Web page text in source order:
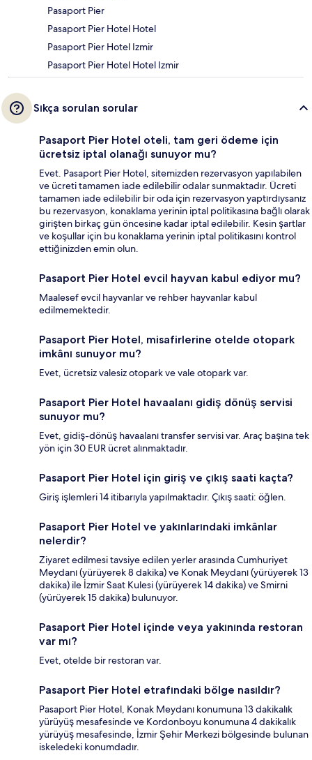
Pasaport Pier
Pasaport Pier Hotel Hotel
Pasaport Pier Hotel Izmir
Pasaport Pier Hotel Hotel Izmir
Sıkça sorulan sorular
Pasaport Pier Hotel oteli, tam geri ödeme için
ücretsiz iptal olanağı sunuyor mu?
Evet. Pasaport Pier Hotel, sitemizden rezervasyon yapılabilen
ve ücreti tamamen iade edilebilir odalar sunmaktadır. Ücreti
tamamen iade edilebilir bir oda için rezervasyon yaptırdıysanız
bu rezervasyon, konaklama yerinin iptal politikasına bağlı olarak
girişten birkaç gün öncesine kadar iptal edilebilir. Kesin şartlar
ve koşullar için bu konaklama yerinin iptal politikasını kontrol
ettiğinizden emin olun.
Pasaport Pier Hotel evcil hayvan kabul ediyor mu?
Maalesef evcil hayvanlar ve rehber hayvanlar kabul
edilmemektedir.
Pasaport Pier Hotel, misafirlerine otelde otopark
imkânı sunuyor mu?
Evet, ücretsiz valesiz otopark ve vale otopark var.
Pasaport Pier Hotel havaalanı gidiş dönüş servisi
sunuyor mu?
Evet, gidiş-dönüş havaalanı transfer servisi var. Araç başına tek
yön için 30 EUR ücret alınmaktadır.
Pasaport Pier Hotel için giriş ve çıkış saati kaçta?
Giriş işlemleri 14 itibarıyla yapılmaktadır. Çıkış saati: öğlen.
Pasaport Pier Hotel ve yakınlarındaki imkânlar
nelerdir?
Ziyaret edilmesi tavsiye edilen yerler arasında Cumhuriyet
Meydanı (yürüyerek 8 dakika) ve Konak Meydanı (yürüyerek 13
dakika) ile İzmir Saat Kulesi (yürüyerek 14 dakika) ve Smirni
(yürüyerek 15 dakika) bulunuyor.
Pasaport Pier Hotel içinde veya yakınında restoran
var mı?
Evet, otelde bir restoran var.
Pasaport Pier Hotel etrafındaki bölge nasıldır?
Pasaport Pier Hotel, Konak Meydanı konumuna 13 dakikalık
yürüyüş mesafesinde ve Kordonboyu konumuna 4 dakikalık
yürüyüş mesafesinde, İzmir Şehir Merkezi bölgesinde bulunan
iskeledeki konumdadır.